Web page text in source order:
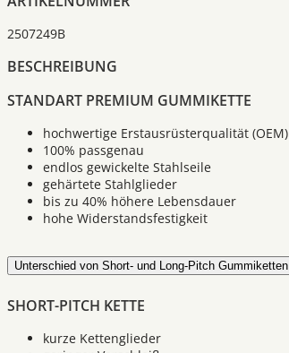
2507249B
BESCHREIBUNG
STANDART PREMIUM GUMMIKETTE
hochwertige Erstausrüsterqualität (OEM)
100% passgenau
endlos gewickelte Stahlseile
gehärtete Stahlglieder
bis zu 40% höhere Lebensdauer
hohe Widerstandsfestigkeit
Unterschied von Short- und Long-Pitch Gummiketten
SHORT-PITCH KETTE
kurze Kettenglieder